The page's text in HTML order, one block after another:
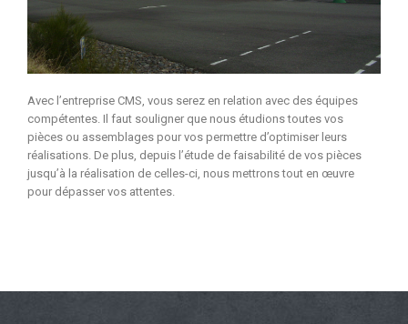
Avec l’entreprise CMS, vous serez en relation avec des équipes
compétentes. Il faut souligner que nous étudions toutes vos
pièces ou assemblages pour vos permettre d’optimiser leurs
réalisations. De plus, depuis l’étude de faisabilité de vos pièces
jusqu’à la réalisation de celles-ci, nous mettrons tout en œuvre
pour dépasser vos attentes.